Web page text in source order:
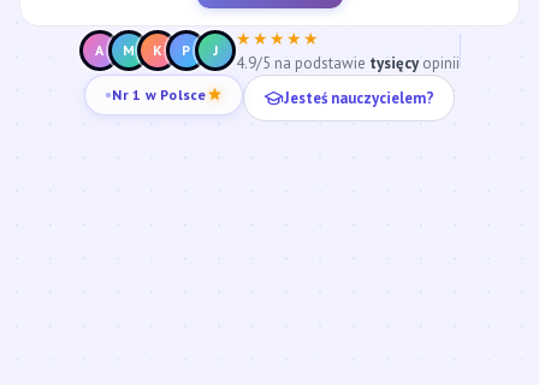
A M K P J
★★★★★
4.9/5 na podstawie tysięcyopinii
Nr 1 w Polsce Jesteś nauczycielem?